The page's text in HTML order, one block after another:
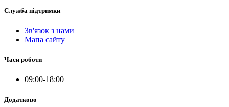
Служба підтримки
Зв'язок з нами
Мапа сайту
Часи роботи
09:00-18:00
Додатково